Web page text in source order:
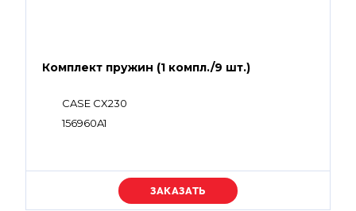
Комплект пружин (1 компл./9 шт.)
CASE CX230
156960A1
Уточняйте цену